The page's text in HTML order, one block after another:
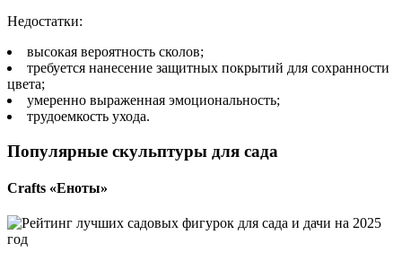
Недостатки:
высокая вероятность сколов;
требуется нанесение защитных покрытий для сохранности
цвета;
умеренно выраженная эмоциональность;
трудоемкость ухода.
Популярные скульптуры для сада
Crafts «Еноты»